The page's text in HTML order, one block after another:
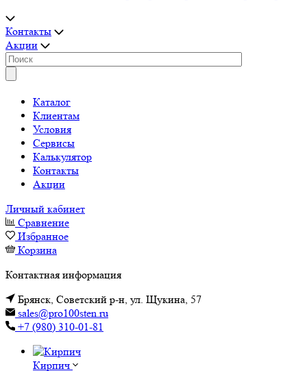
Контакты
Акции
Каталог
Клиентам
Условия
Сервисы
Калькулятор
Контакты
Акции
Личный кабинет
Сравнение
Избранное
Корзина
Контактная информация
Брянск, Советский р-н, ул. Щукина, 57
sales@pro100sten.ru
+7 (980) 310-01-81
Кирпич